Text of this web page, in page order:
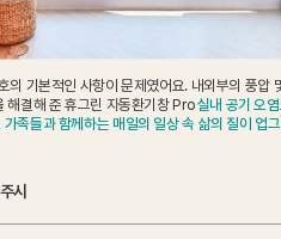
의 기본적인 사항이 문제였어요. 내외부의 풍압
해결해 준 휴그린 자동환기창 Pro실내 공기 오
족들과 함께하는 매일의 일상 속 삶의 질이 업
시